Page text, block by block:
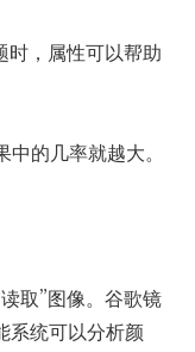
时，属性可以帮助
的几率就越大。
取”图像。谷歌镜
统可以分析颜